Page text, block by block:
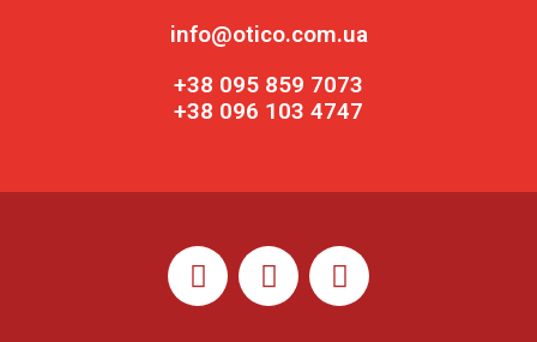
info@otico.com.ua
+38 095 859 7073
+38 096 103 4747